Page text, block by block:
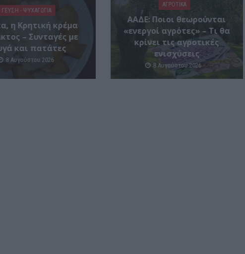
ΓΕΎΣΗ - ΨΥΧΑΓΩΓΊΑ
η Κρητική κρέμα
– Συνταγές με
και πατάτες
8 Αυγούστου 2026
ΑΓΡΟΤΙΚΑ
ΑΑΔΕ: Ποιοι θεωρούνται
«ενεργοί αγρότες» – Τι θα
κρίνει τις αγροτικές
ενισχύσεις
8 Αυγούστου 2026